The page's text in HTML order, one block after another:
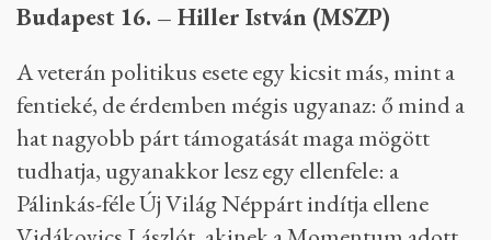
Budapest 16. – Hiller István (MSZP)
A veterán politikus esete egy kicsit más, mint a
fentieké, de érdemben mégis ugyanaz: ő mind a
hat nagyobb párt támogatását maga mögött
tudhatja, ugyanakkor lesz egy ellenfele: a
Pálinkás-féle Új Világ Néppárt indítja ellene